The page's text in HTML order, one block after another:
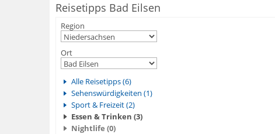
Reisetipps Bad Eilsen
Region
Ort
Alle Reisetipps (6)
Sehenswürdigkeiten (1)
Sport & Freizeit (2)
Essen & Trinken (3)
Nightlife (0)